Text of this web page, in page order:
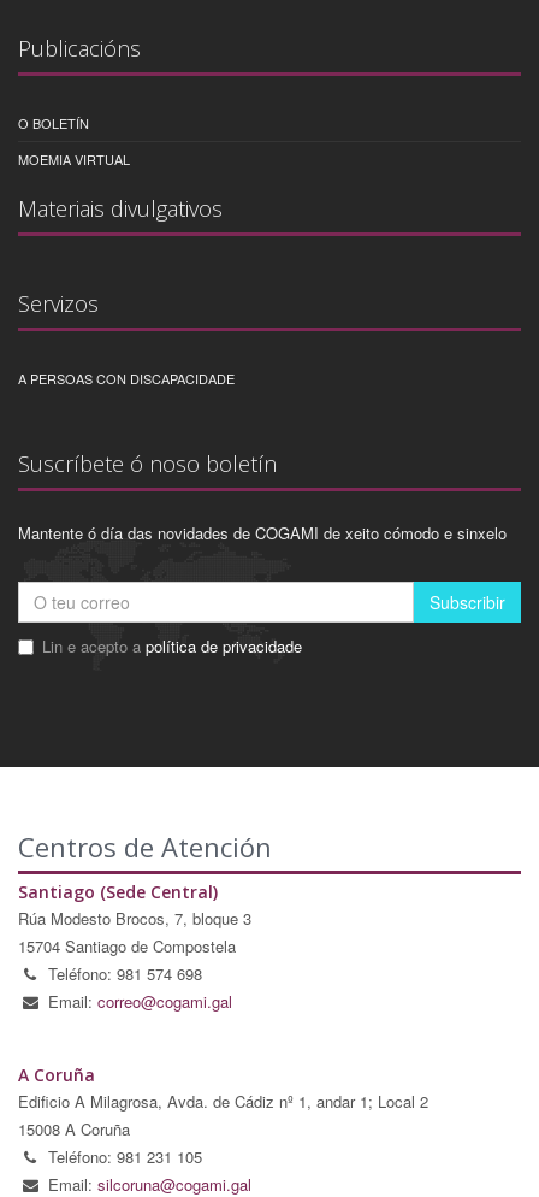
Publicacións
O BOLETÍN
MOEMIA VIRTUAL
Materiais divulgativos
Servizos
A PERSOAS CON DISCAPACIDADE
Suscríbete ó noso boletín
Mantente ó día das novidades de COGAMI de xeito cómodo e sinxelo
Subscribir
Lin e acepto a política de privacidade
Centros de Atención
Santiago (Sede Central)
Rúa Modesto Brocos, 7, bloque 3
15704 Santiago de Compostela
Teléfono: 981 574 698
Email: correo@cogami.gal
A Coruña
Edificio A Milagrosa, Avda. de Cádiz nº 1, andar 1; Local 2
15008 A Coruña
Teléfono: 981 231 105
Email: silcoruna@cogami.gal